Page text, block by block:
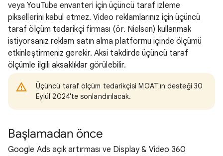
veya YouTube envanteri için üçüncü taraf izleme
piksellerini kabul etmez. Video reklamlarınız için üçüncü
taraf ölçüm tedarikçi firması (ör. Nielsen) kullanmak
istiyorsanız reklam satın alma platformu içinde ölçümü
etkinleştirmeniz gerekir. Aksi takdirde üçüncü taraf
ölçümle ilgili aksaklıklar görülebilir.
Üçüncü taraf ölçüm tedarikçisi MOAT'ın desteği 30
Eylül 2024'te sonlandırılacak.
Başlamadan önce
Google Ads açık artırması ve Display & Video 360